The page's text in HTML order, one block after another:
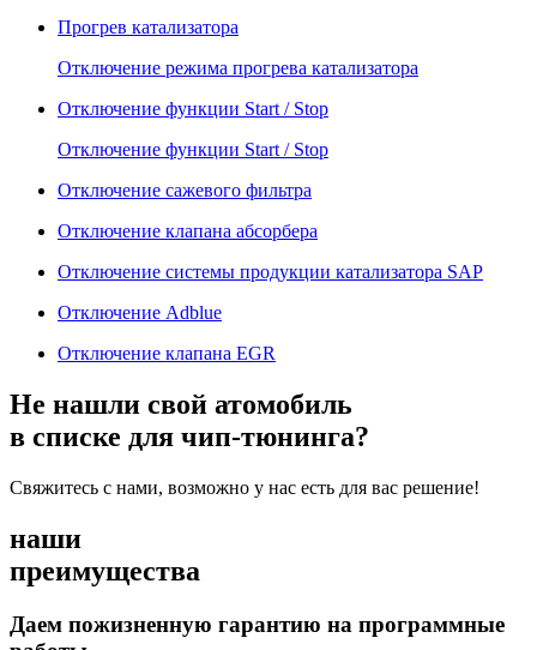
Прогрев катализатора
Отключение режима прогрева катализатора
Отключение функции Start / Stop
Отключение функции Start / Stop
Отключение сажевого фильтра
Отключение клапана абсорбера
Отключение системы продукции катализатора SAP
Отключение Adblue
Отключение клапана EGR
Не нашли свой атомобиль
в списке для чип-тюнинга?
Свяжитесь с нами, возможно у нас есть для вас решение!
наши
преимущества
Даем пожизненную гарантию на программные